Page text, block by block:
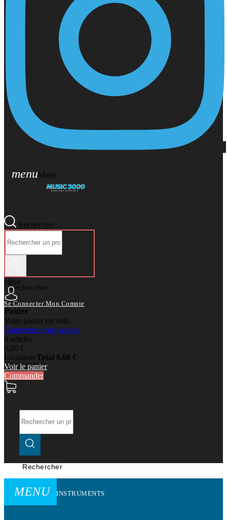
menuMenu
Rechercher
Rechercher
close
Se Connecter Mon Compte
Panier
Votre panier est vide.
Commencer mes achats
0 articles
0,00 €
Livraison Total 0,00 €
Voir le panier
Commander
Rechercher
MENU INSTRUMENTS